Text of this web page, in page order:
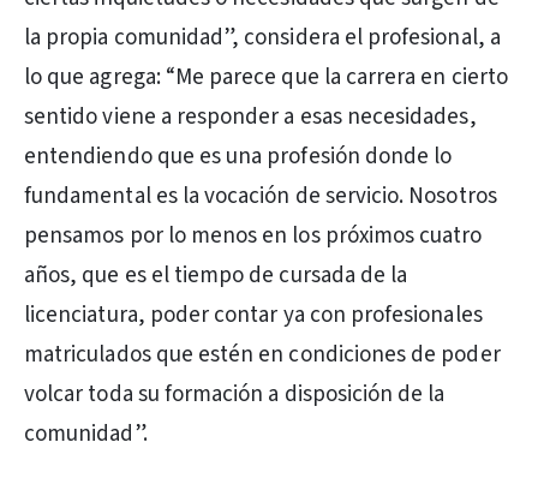
la propia comunidad”, considera el profesional, a
lo que agrega: “Me parece que la carrera en cierto
sentido viene a responder a esas necesidades,
entendiendo que es una profesión donde lo
fundamental es la vocación de servicio. Nosotros
pensamos por lo menos en los próximos cuatro
años, que es el tiempo de cursada de la
licenciatura, poder contar ya con profesionales
matriculados que estén en condiciones de poder
volcar toda su formación a disposición de la
comunidad”.